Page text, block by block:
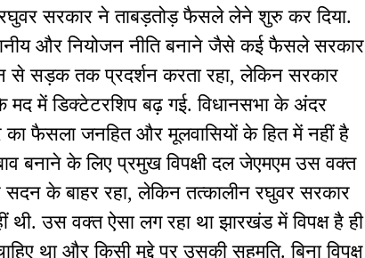
रघुवर सरकार ने ताबड़तोड़ फैसले लेने शुरु कर दिया.
और नियोजन नीति बनाने जैसे कई फैसले सरकार
से सड़क तक प्रदर्शन करता रहा, लेकिन सरकार
में डिक्टेटरशिप बढ़ गई. विधानसभा के अंदर
का फैसला जनहित और मूलवासियों के हित में नहीं है
बनाने के लिए प्रमुख विपक्षी दल जेएमएम उस वक्त
के बाहर रहा, लेकिन तत्कालीन रघुवर सरकार
उस वक्त ऐसा लग रहा था झारखंड में विपक्ष है ही
था और किसी मुद्दे पर उसकी सहमति. बिना विपक्ष